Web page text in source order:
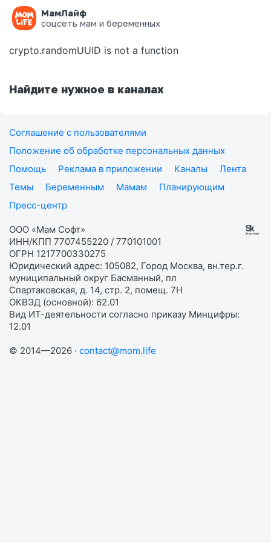
МамЛайф
соцсеть мам и беременных
Ошибка на странице
crypto.randomUUID is not a function
Найдите нужное в каналах
Соглашение с пользователями
Положение об обработке персональных данных
Помощь
Реклама в приложении Каналы
Лента
Темы
Беременным Мамам
Планирующим
Пресс-центр
ООО «Мам Софт»
ИНН/КПП 7707455220 / 770101001
ОГРН 1217700330275
Юридический адрес: 105082, Город Москва, вн.тер.г.
муниципальный округ Басманный, пл
Спартаковская, д. 14, стр. 2, помещ. 7Н
ОКВЭД (основной): 62.01
Вид ИТ-деятельности согласно приказу Минцифры:
12.01
© 2014—2026 · contact@mom.life